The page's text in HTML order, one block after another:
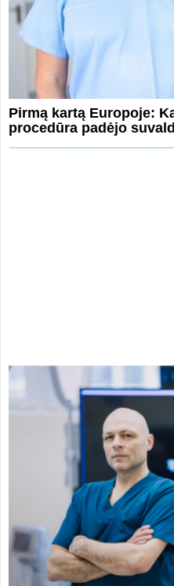
Pirmą kartą Europoje:
procedūra padėjo